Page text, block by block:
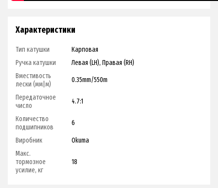
Характеристики
Тип катушки
Карповая
Ручка катушки
Левая (LH), Правая (RH)
Вместивость
лески (мм|м)
0.35mm/550m
Передаточное
число
4.7:1
Количество
подшипников
6
Виробник
Okuma
Макс.
тормозное
усилие, кг
18